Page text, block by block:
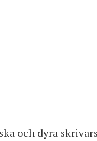
och dyra